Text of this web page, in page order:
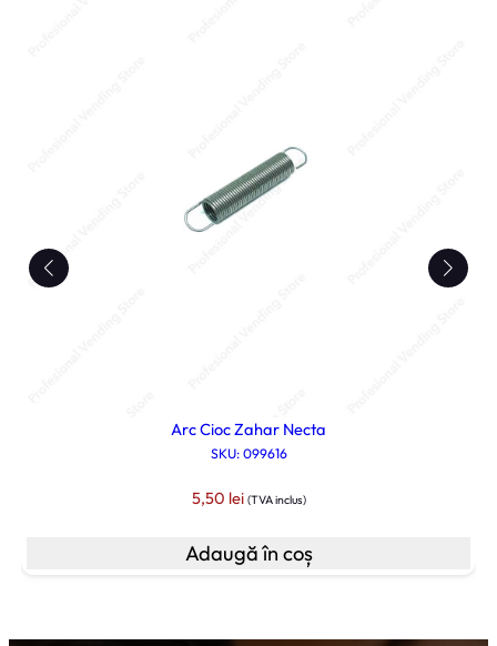
Arc Cioc Zahar Necta
SKU: 099616
5,50 lei (TVA inclus)
Adaugă în coș